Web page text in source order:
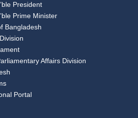
President
Prime Minister
Bangladesh
Affairs Division
Portal